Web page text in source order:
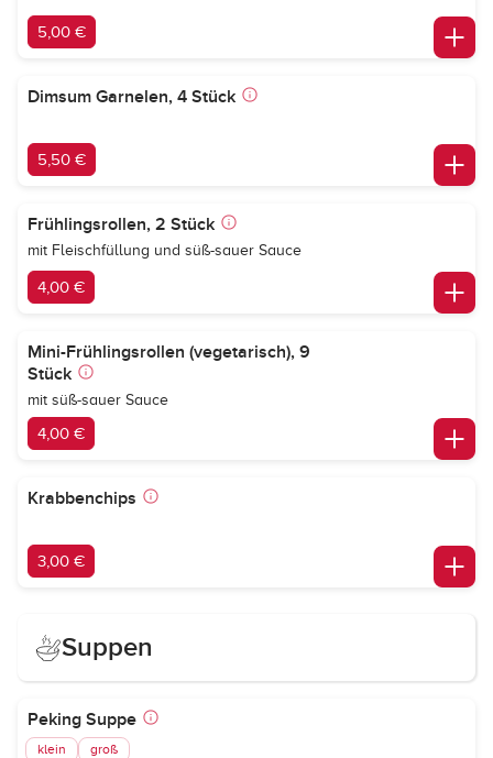
5,00 €
Dimsum Garnelen, 4 Stück
5,50 €
Frühlingsrollen, 2 Stück
mit Fleischfüllung und süß-sauer Sauce
4,00 €
Mini-Frühlingsrollen (vegetarisch), 9
Stück
mit süß-sauer Sauce
4,00 €
Krabbenchips
3,00 €
Suppen
Peking Suppe
klein groß